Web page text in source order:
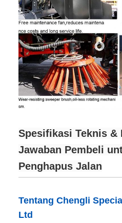
Spesifikasi Teknis &
Jawaban Pembeli
Penghapus Jalan
Tentang Chengli
Ltd